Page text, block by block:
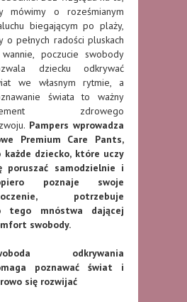
mówimy o roześmianym
biegającym po plaży,
o pełnych radości pluskach
poczucie swobody
dziecku odkrywać
we własnym rytmie, a
świata to ważny
zdrowego
Pampers wprowadza
Premium Care Pants,
każde dziecko, które uczy
poruszać samodzielnie i
poznaje swoje
potrzebuje
tego mnóstwa dającej
swobody.
odkrywania
poznawać świat i
się rozwijać